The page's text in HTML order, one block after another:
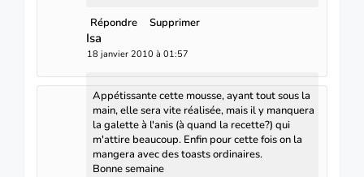
Répondre Supprimer
Isa
18 janvier 2010 à 01:57
Appétissante cette mousse, ayant tout sous la
main, elle sera vite réalisée, mais il y manquera
la galette à l'anis (à quand la recette?) qui
m'attire beaucoup. Enfin pour cette fois on la
mangera avec des toasts ordinaires.
Bonne semaine